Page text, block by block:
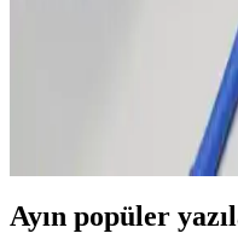
Telefon Kaskosu
Kapsamı ve Güvenlik
Telefon kaskosu, çeşitli
kayıp ve çalıntı
Poliçe detaylarını dikkatle
Ayın popüler